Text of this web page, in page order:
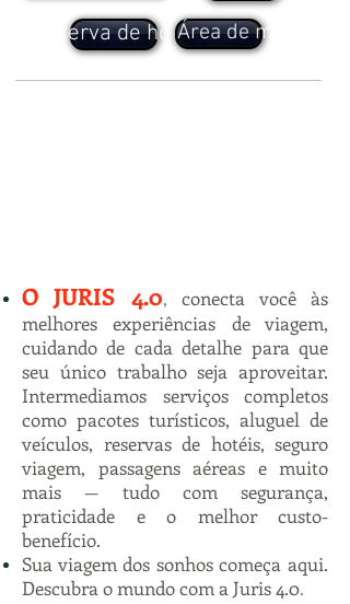
Reserva de hotelÁrea de membros
O JURIS 4.0,conecta você às
melhores experiências de viagem,
cuidando de cada detalhe para que
seu único trabalho seja aproveitar.
Intermediamos serviços completos
como pacotes turísticos, aluguel de
veículos, reservas de hotéis, seguro
viagem, passagens aéreas e muito
mais — tudo com segurança,
praticidade e o melhor custo-
benefício.
Sua viagem dos sonhos começa aqui.
Descubra o mundo com a Juris 4.0.